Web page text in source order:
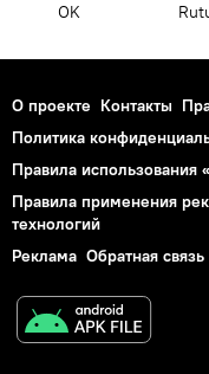
OK
О проекте Контакты
Политика
Правила использования
Правила применения
технологий
Реклама Обратная связь